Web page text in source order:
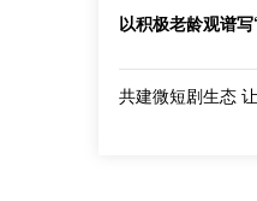
以积极老龄观谱
共建微短剧生态